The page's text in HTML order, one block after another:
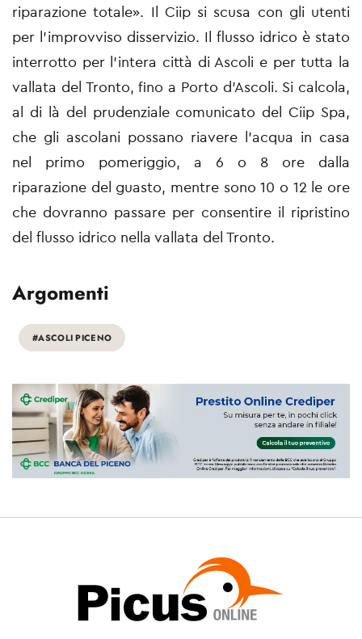
riparazione totale». Il Ciip si scusa con gli utenti
per l'improvviso disservizio. Il flusso idrico è stato
interrotto per l'intera città di Ascoli e per tutta la
vallata del Tronto, fino a Porto d'Ascoli. Si calcola,
al di là del prudenziale comunicato del Ciip Spa,
che gli ascolani possano riavere l'acqua in casa
nel primo pomeriggio, a 6 o 8 ore dalla
riparazione del guasto, mentre sono 10 o 12 le ore
che dovranno passare per consentire il ripristino
del flusso idrico nella vallata del Tronto.
Argomenti
#ASCOLI PICENO